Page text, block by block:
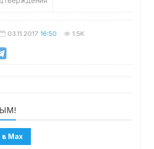
03.11.2017 16:50 1.5K